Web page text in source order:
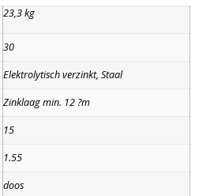
23,3 kg
30
Elektrolytisch verzinkt, Staal
Zinklaag min. 12 ?m
15
1.55
doos